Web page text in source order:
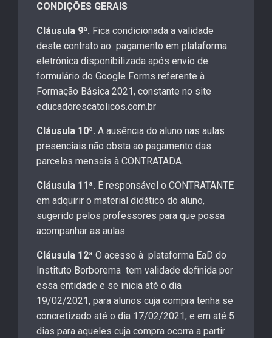
CONDIÇÕES GERAIS
Cláusula 9ª. Fica condicionada a validade
deste contrato ao pagamento em plataforma
eletrônica disponibilizada após envio de
formulário do Google Forms referente à
Formação Básica 2021, constante no site
educadorescatolicos.com.br
Cláusula 10ª. A ausência do aluno nas aulas
presenciais não obsta ao pagamento das
parcelas mensais à CONTRATADA.
Cláusula 11ª. É responsável o CONTRATANTE
em adquirir o material didático do aluno,
sugerido pelos professores para que possa
acompanhar as aulas.
Cláusula 12ª O acesso à plataforma EaD do
Instituto Borborema tem validade definida por
essa entidade e se inicia até o dia
19/02/2021, para alunos cuja compra tenha se
concretizado até o dia 17/02/2021, e em até 5
dias para aqueles cuja compra ocorra a partir